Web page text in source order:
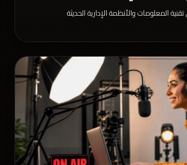
المعلومات والأنظمة الإدارية الحديثة